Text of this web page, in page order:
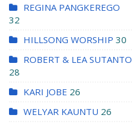
REGINA PANGKEREGO
32
HILLSONG WORSHIP 30
ROBERT & LEA SUTANTO
28
KARI JOBE 26
WELYAR KAUNTU 26